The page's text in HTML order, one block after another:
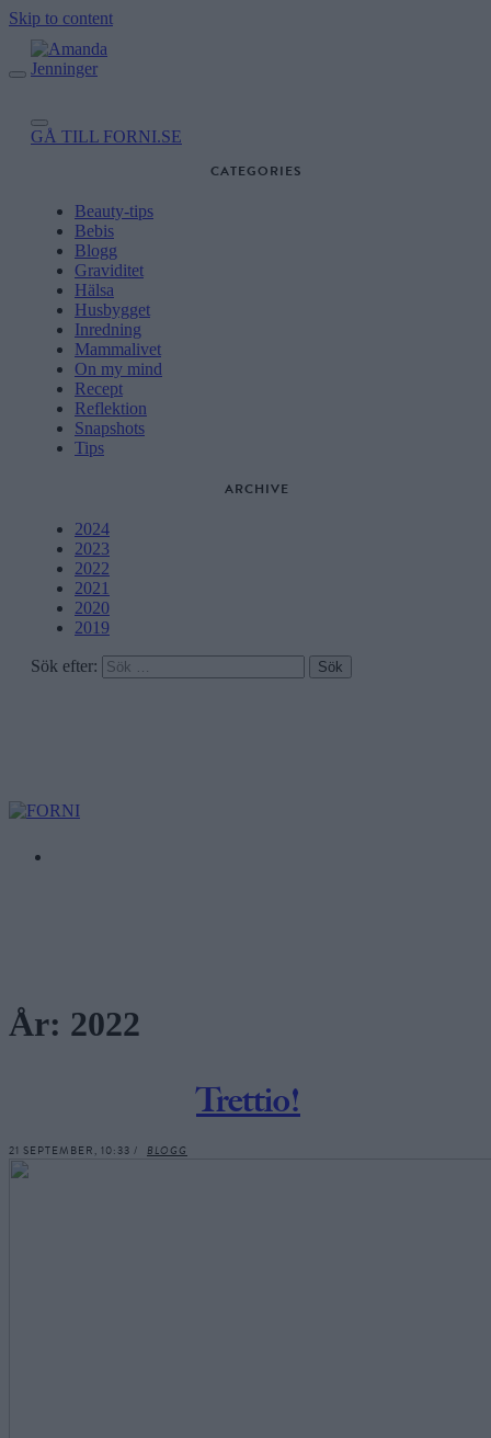
Skip to content
GÅ TILL FORNI.SE
CATEGORIES
Beauty-tips
Bebis
Blogg
Graviditet
Hälsa
Husbygget
Inredning
Mammalivet
On my mind
Recept
Reflektion
Snapshots
Tips
ARCHIVE
2024
2023
2022
2021
2020
2019
Sök efter:
År: 2022
Trettio!
21 SEPTEMBER, 10:33 / BLOGG